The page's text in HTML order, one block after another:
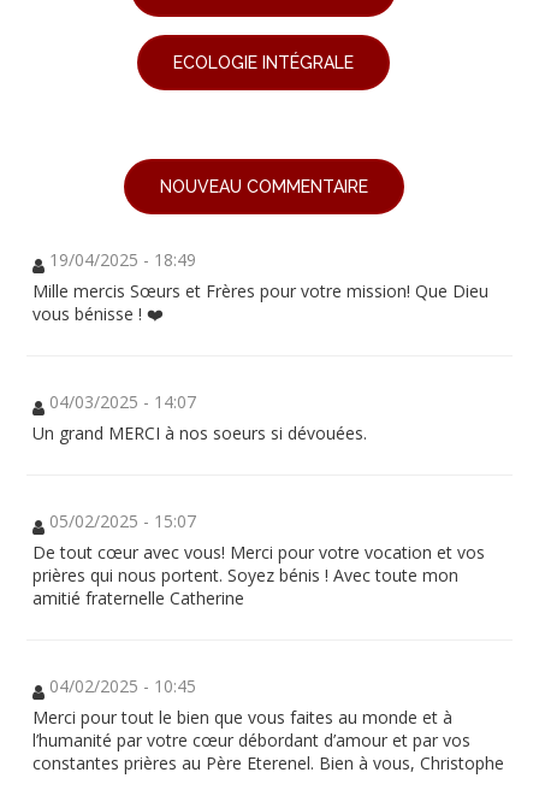
ECOLOGIE INTÉGRALE
NOUVEAU COMMENTAIRE
19/04/2025 - 18:49
Mille mercis Sœurs et Frères pour votre mission! Que Dieu
vous bénisse ! ❤️
04/03/2025 - 14:07
Un grand MERCI à nos soeurs si dévouées.
05/02/2025 - 15:07
De tout cœur avec vous! Merci pour votre vocation et vos
prières qui nous portent. Soyez bénis ! Avec toute mon
amitié fraternelle Catherine
04/02/2025 - 10:45
Merci pour tout le bien que vous faites au monde et à
l’humanité par votre cœur débordant d’amour et par vos
constantes prières au Père Eterenel. Bien à vous, Christophe